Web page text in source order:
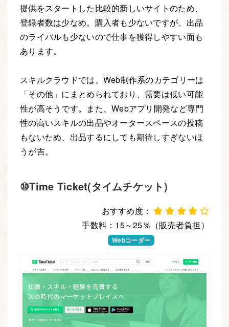
提供をスタートした比較的新しいサイトのため、
登録者数は少なめ。購入者も少ないですが、出品
のライバルも少ないので仕事を獲得しやすい面も
あります。
スキルクラウドでは、Web制作系のカテゴリーは
「その他」にまとめられており、需要は低い可能
性が高そうです。また、Webアプリ開発など専門
性の高いスキルの出品やオータースペースの投稿
もないため、出品するにしても期待しすぎないほ
うが吉。
⑩Time Ticket(タイムチケット)
おすすめ度：
手数料：15～25％（販売者負担）
Webコーダー